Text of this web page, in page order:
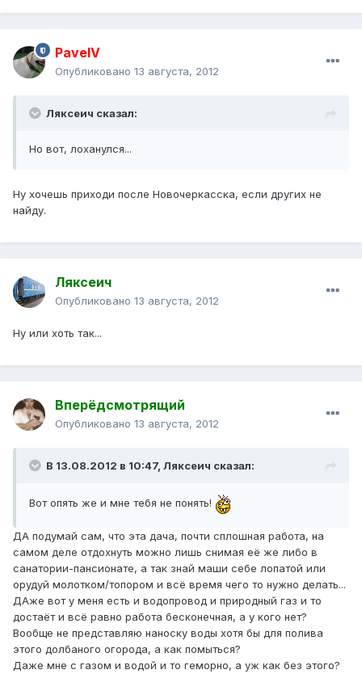
PavelV
Опубликовано 13 августа, 2012
Ляксеич сказал:
Но вот, лоханулся...
Ну хочешь приходи после Новочеркасска, если других не
найду.
Ляксеич
Опубликовано 13 августа, 2012
Ну или хоть так...
Вперёдсмотрящий
Опубликовано 13 августа, 2012
В 13.08.2012 в 10:47, Ляксеич сказал:
Вот опять же и мне тебя не понять!
ДА подумай сам, что эта дача, почти сплошная работа, на
самом деле отдохнуть можно лишь снимая её же либо в
санатории-пансионате, а так знай маши себе лопатой или
орудуй молотком/топором и всё время чего то нужно делать...
ДАже вот у меня есть и водопровод и природный газ и то
достаёт и всё равно работа бесконечная, а у кого нет?
Вообще не представляю наноску воды хотя бы для полива
этого долбаного огорода, а как помыться?
Даже мне с газом и водой и то геморно, а уж как без этого?